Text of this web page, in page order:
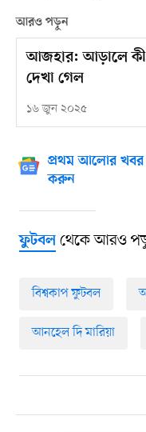
আরও পড়ুন
আজহার: আড়ালে কী
দেখা গেল
১৬ জুন ২০২৫
প্রথম আলোর খবর
করুন
ফুটবলথেকে আরও
বিশ্বকাপ ফুটবল
আনহেল দি মারিয়া